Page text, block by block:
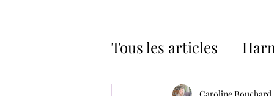
Tous les articles